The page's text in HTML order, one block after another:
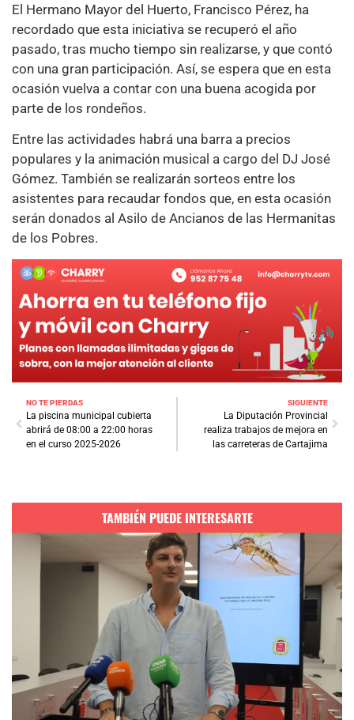
El Hermano Mayor del Huerto, Francisco Pérez, ha
recordado que esta iniciativa se recuperó el año
pasado, tras mucho tiempo sin realizarse, y que contó
con una gran participación. Así, se espera que en esta
ocasión vuelva a contar con una buena acogida por
parte de los rondeños.
Entre las actividades habrá una barra a precios
populares y la animación musical a cargo del DJ José
Gómez. También se realizarán sorteos entre los
asistentes para recaudar fondos que, en esta ocasión
serán donados al Asilo de Ancianos de las Hermanitas
de los Pobres.
NO TE PIERDAS
La piscina municipal cubierta
abrirá de 08:00 a 22:00 horas
en el curso 2025-2026
SIGUIENTE
La Diputación Provincial
realiza trabajos de mejora en
las carreteras de Cartajima
TAMBIÉN PUEDE INTERESARTE